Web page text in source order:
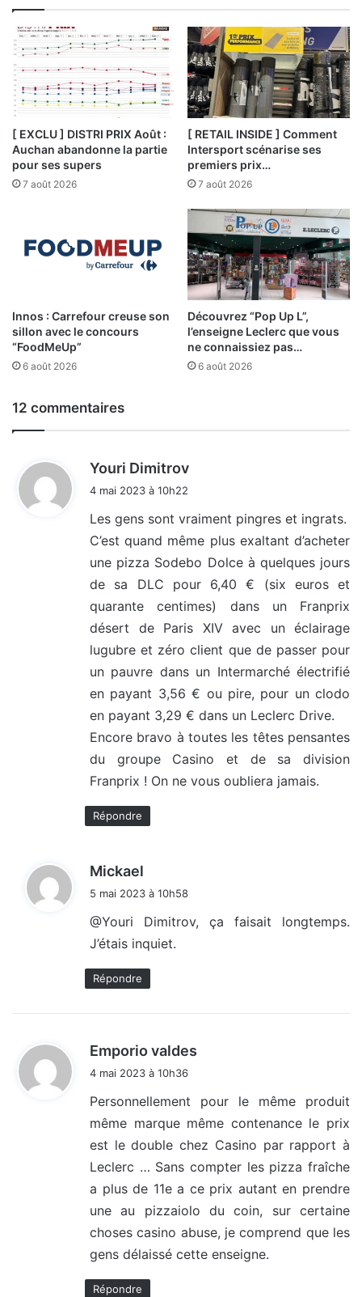
[ EXCLU ] DISTRI PRIX Août :
Auchan abandonne la partie
pour ses supers
7 août 2026
[ RETAIL INSIDE ] Comment
Intersport scénarise ses
premiers prix…
7 août 2026
Innos : Carrefour creuse son
sillon avec le concours
“FoodMeUp”
6 août 2026
Découvrez “Pop Up L”,
l’enseigne Leclerc que vous
ne connaissiez pas…
6 août 2026
12 commentaires
Youri Dimitrov
:
4 mai 2023 à 10h22
Les gens sont vraiment pingres et ingrats.
C’est quand même plus exaltant d’acheter
une pizza Sodebo Dolce à quelques jours
de sa DLC pour 6,40 € (six euros et
quarante centimes) dans un Franprix
désert de Paris XIV avec un éclairage
lugubre et zéro client que de passer pour
un pauvre dans un Intermarché électrifié
en payant 3,56 € ou pire, pour un clodo
en payant 3,29 € dans un Leclerc Drive.
Encore bravo à toutes les têtes pensantes
du groupe Casino et de sa division
Franprix ! On ne vous oubliera jamais.
Répondre
Mickael
:
5 mai 2023 à 10h58
@Youri Dimitrov, ça faisait longtemps.
J’étais inquiet.
Répondre
Emporio valdes
:
4 mai 2023 à 10h36
Personnellement pour le même produit
même marque même contenance le prix
est le double chez Casino par rapport à
Leclerc … Sans compter les pizza fraîche
a plus de 11e a ce prix autant en prendre
une au pizzaiolo du coin, sur certaine
choses casino abuse, je comprend que les
gens délaissé cette enseigne.
Répondre